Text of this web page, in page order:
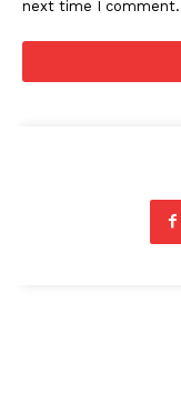
next time I comment.